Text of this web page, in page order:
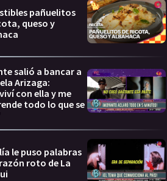
pañuelitos
queso y
salió a bancar a
Arizaga:
con ella y me
todo lo que se
le puso palabras
roto de La